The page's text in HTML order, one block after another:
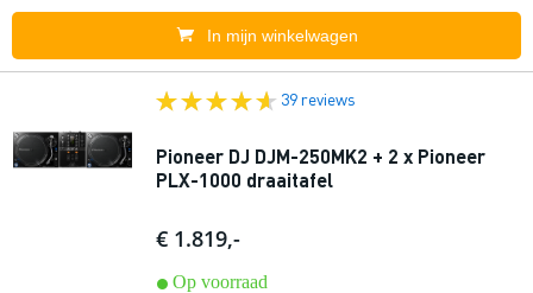
In mijn winkelwagen
39 reviews
Pioneer DJ DJM-250MK2 + 2 x Pioneer
PLX-1000 draaitafel
€ 1.819,-
Op voorraad